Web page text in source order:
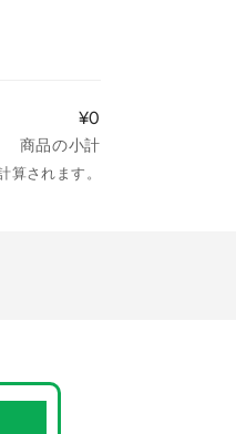
¥0
商品の小計
算されます。